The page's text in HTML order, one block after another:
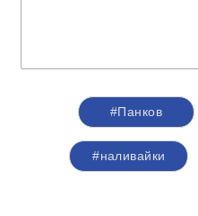
#Панков
#наливайки